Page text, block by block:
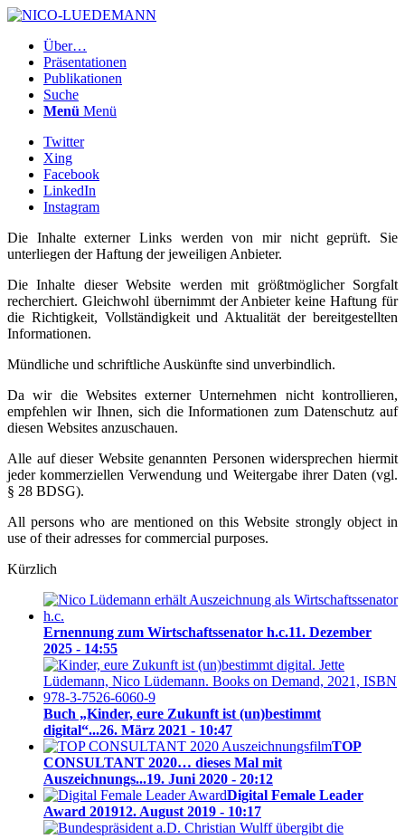
Über…
Präsentationen
Publikationen
Suche
Menü Menü
Twitter
Xing
Facebook
LinkedIn
Instagram
Die Inhalte externer Links werden von mir nicht geprüft. Sie
unterliegen der Haftung der jeweiligen Anbieter.
Die Inhalte dieser Website werden mit größtmöglicher Sorgfalt
recherchiert. Gleichwohl übernimmt der Anbieter keine Haftung für
die Richtigkeit, Vollständigkeit und Aktualität der bereitgestellten
Informationen.
Mündliche und schriftliche Auskünfte sind unverbindlich.
Da wir die Websites externer Unternehmen nicht kontrollieren,
empfehlen wir Ihnen, sich die Informationen zum Datenschutz auf
diesen Websites anzuschauen.
Alle auf dieser Website genannten Personen widersprechen hiermit
jeder kommerziellen Verwendung und Weitergabe ihrer Daten (vgl.
§ 28 BDSG).
All persons who are mentioned on this Website strongly object in
use of their adresses for commercial purposes.
Kürzlich
Ernennung zum Wirtschaftssenator h.c.11. Dezember
2025 - 14:55
Buch „Kinder, eure Zukunft ist (un)bestimmt
digital“...26. März 2021 - 10:47
TOP
CONSULTANT 2020… dieses Mal mit
Auszeichnungs...19. Juni 2020 - 20:12
Digital Female Leader
Award 201912. August 2019 - 10:17